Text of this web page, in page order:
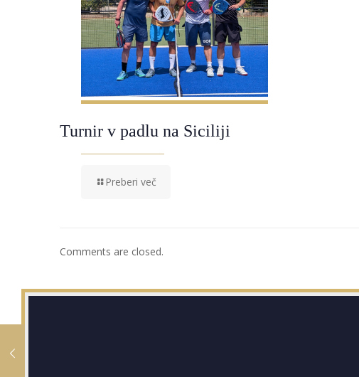
Turnir v padlu na Siciliji
Preberi več
Comments are closed.